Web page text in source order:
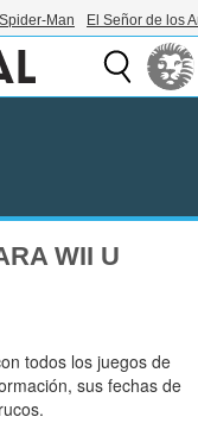
Spider-Man El Señor de los
WII U
todos los juegos de
sus fechas de